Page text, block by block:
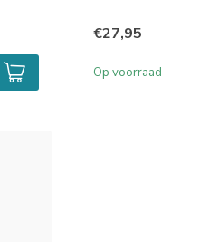
€27,95
Op voorraad